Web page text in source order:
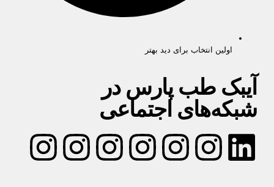
اولین انتخاب برای دید بهتر
آیبک طب پارس در
شبکه‌های اجتماعی